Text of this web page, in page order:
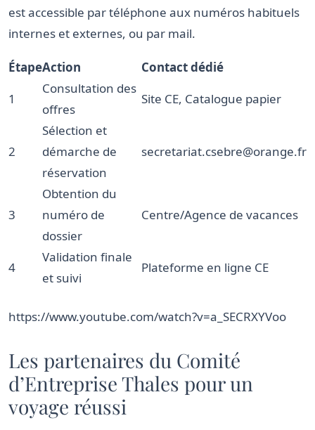
est accessible par téléphone aux numéros habituels
internes et externes, ou par mail.
ÉtapeAction
Contact dédié
1
Consultation des
offres
Site CE, Catalogue papier
2
Sélection et
démarche de
réservation
secretariat.csebre@orange.fr
3
Obtention du
numéro de
dossier
Centre/Agence de vacances
4
Validation finale
et suivi
Plateforme en ligne CE
https://www.youtube.com/watch?v=a_SECRXYVoo
Les partenaires du Comité
d’Entreprise Thales pour un
voyage réussi